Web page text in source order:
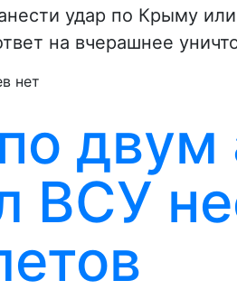
удар по Крыму
на вчерашнее
нет
ВСУ